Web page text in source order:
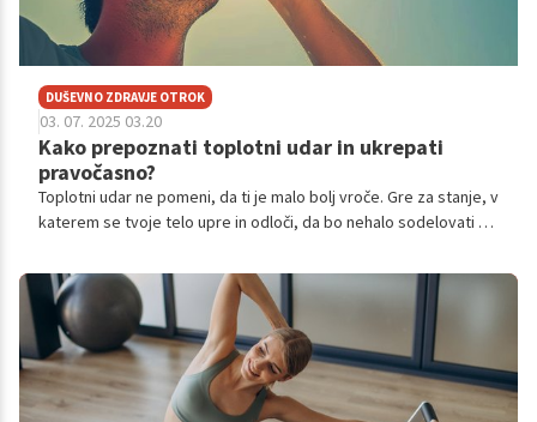
DUŠEVNO ZDRAVJE OTROK
03. 07. 2025 03.20
Kako prepoznati toplotni udar in ukrepati
pravočasno?
Toplotni udar ne pomeni, da ti je malo bolj vroče. Gre za stanje, v
katerem se tvoje telo upre in odloči, da bo nehalo sodelovati s